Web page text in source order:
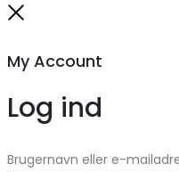
My Account
Log ind
Brugernavn eller e-